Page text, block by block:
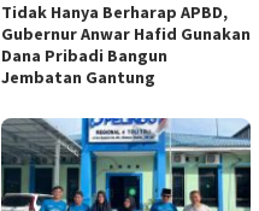
Tidak Hanya Berharap APBD,
Gubernur Anwar Hafid Gunakan
Dana Pribadi Bangun
Jembatan Gantung